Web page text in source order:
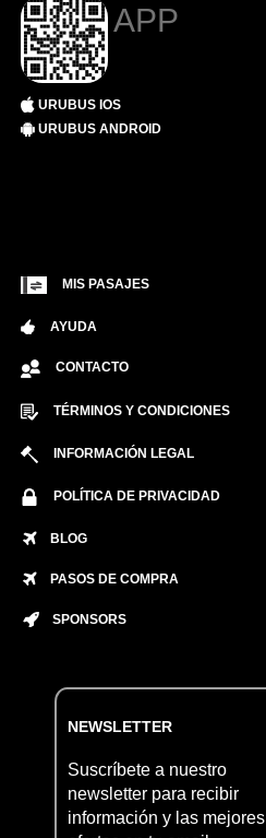
APP
URUBUS IOS
URUBUS ANDROID
MIS PASAJES
AYUDA
CONTACTO
TÉRMINOS Y CONDICIONES
INFORMACIÓN LEGAL
POLÍTICA DE PRIVACIDAD
BLOG
PASOS DE COMPRA
SPONSORS
NEWSLETTER
Suscríbete a nuestro
newsletter para recibir
información y las mejores